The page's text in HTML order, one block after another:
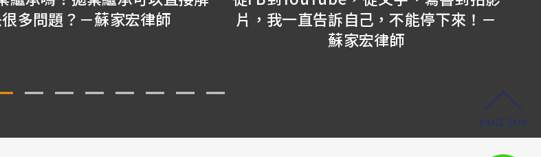
片，我一直告訴自己，不能停下來！－
有沒有其他更好的方法？告訴我！
家宏律師
PAGE TOP